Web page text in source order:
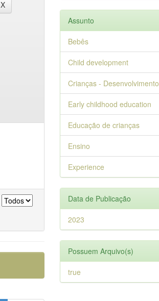
Assunto
Bebês
Child development
Crianças - Desenvolvimento
Early childhood education
Educação de crianças
Ensino
Experience
Data de Publicação
2023
Possuem Arquivo(s)
true